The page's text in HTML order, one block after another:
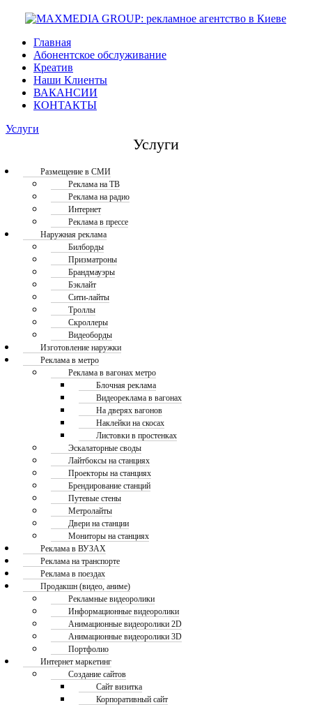
Главная
Абонентское обслуживание
Креатив
Наши Клиенты
ВАКАНСИИ
КОНТАКТЫ
Услуги
Услуги
Размещение в СМИ
Реклама на ТВ
Реклама на радио
Интернет
Реклама в прессе
Наружная реклама
Билборды
Призматроны
Брандмауэры
Бэклайт
Сити-лайты
Троллы
Скроллеры
Видеоборды
Изготовление наружки
Реклама в метро
Реклама в вагонах метро
Блочная реклама
Видеореклама в вагонах
На дверях вагонов
Наклейки на скосах
Листовки в простенках
Эскалаторные своды
Лайтбоксы на станциях
Проекторы на станциях
Брендирование станций
Путевые стены
Метролайты
Двери на станции
Мониторы на станциях
Реклама в ВУЗАХ
Реклама на транспорте
Реклама в поездах
Продакшн (видео, аниме)
Рекламные видеоролики
Информационные видеоролики
Анимационные видеоролики 2D
Анимационные видеоролики 3D
Портфолио
Интернет маркетинг
Создание сайтов
Сайт визитка
Корпоративный сайт